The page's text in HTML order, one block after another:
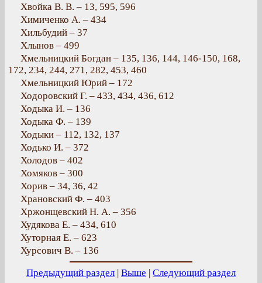
Хвойка В. В. – 13, 595, 596
Химиченко А. – 434
Хильбудий – 37
Хлынов – 499
Хмельницкий Богдан – 135, 136, 144, 146-150, 168,
172, 234, 244, 271, 282, 453, 460
Хмельницкий Юрий – 172
Ходоровский Г. – 433, 434, 436, 612
Ходыка И. – 136
Ходыка Ф. – 139
Ходыки – 112, 132, 137
Ходько И. – 372
Холодов – 402
Хомяков – 300
Хорив – 34, 36, 42
Храновский Ф. – 403
Хржонщевский Н. А. – 356
Худякова Е. – 434, 610
Хуторная Е. – 623
Хурсович В. – 136
Предыдущий раздел | Выше | Следующий раздел